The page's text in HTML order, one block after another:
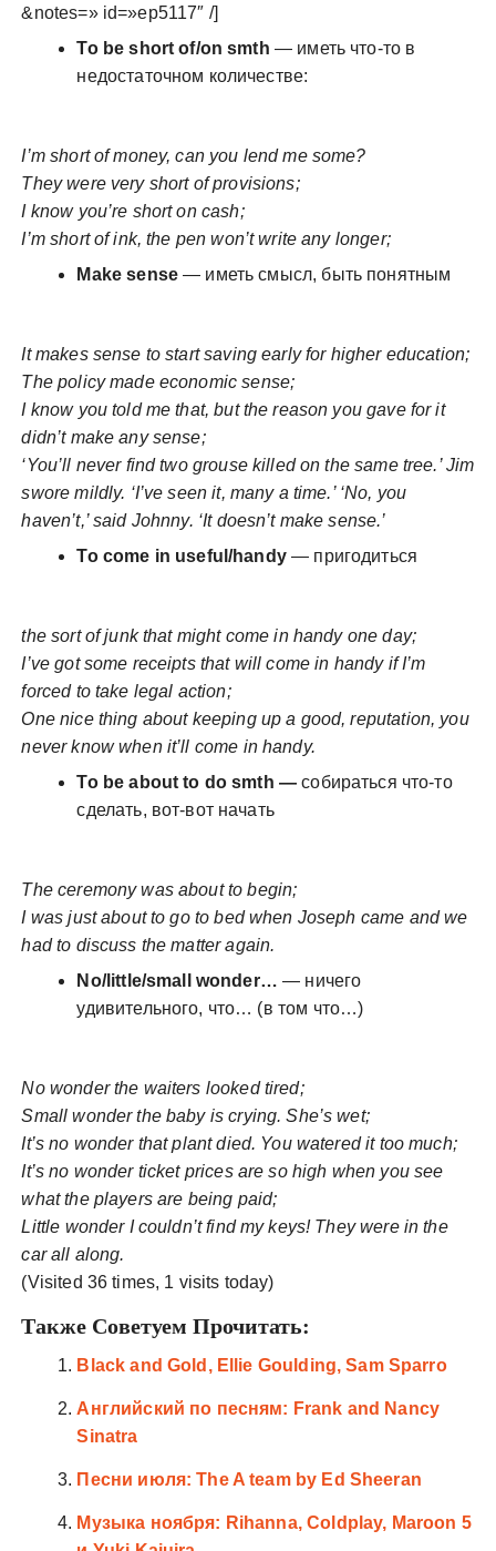
&notes=» id=»ep5117″ /]
To be short of/on smth — иметь что-то в
недостаточном количестве:
I’m short of money, can you lend me some?
They were very short of provisions;
I know you’re short on cash;
I’m short of ink, the pen won’t write any longer;
Make sense— иметь смысл, быть понятным
It makes sense to start saving early for higher education;
The policy made economic sense;
I know you told me that, but the reason you gave for it
didn’t make any sense;
‘You’ll never find two grouse killed on the same tree.’ Jim
swore mildly. ‘I’ve seen it, many a time.’ ‘No, you
haven’t,’ said Johnny. ‘It doesn’t make sense.’
To come in useful/handy— пригодиться
the sort of junk that might come in handy one day;
I’ve got some receipts that will come in handy if I’m
forced to take legal action;
One nice thing about keeping up a good, reputation, you
never know when it’ll come in handy.
To be about to do smth — собираться что-то
сделать, вот-вот начать
The ceremony was about to begin;
I was just about to go to bed when Joseph came and we
had to discuss the matter again.
No/little/small wonder… — ничего
удивительного, что… (в том что…)
No wonder the waiters looked tired;
Small wonder the baby is crying. She’s wet;
It’s no wonder that plant died. You watered it too much;
It’s no wonder ticket prices are so high when you see
what the players are being paid;
Little wonder I couldn’t find my keys! They were in the
car all along.
(Visited 36 times, 1 visits today)
Также Советуем Прочитать:
Black and Gold, Ellie Goulding, Sam Sparro
Английский по песням: Frank and Nancy
Sinatra
Песни июля: The A team by Ed Sheeran
Музыка ноября: Rihanna, Coldplay, Maroon 5